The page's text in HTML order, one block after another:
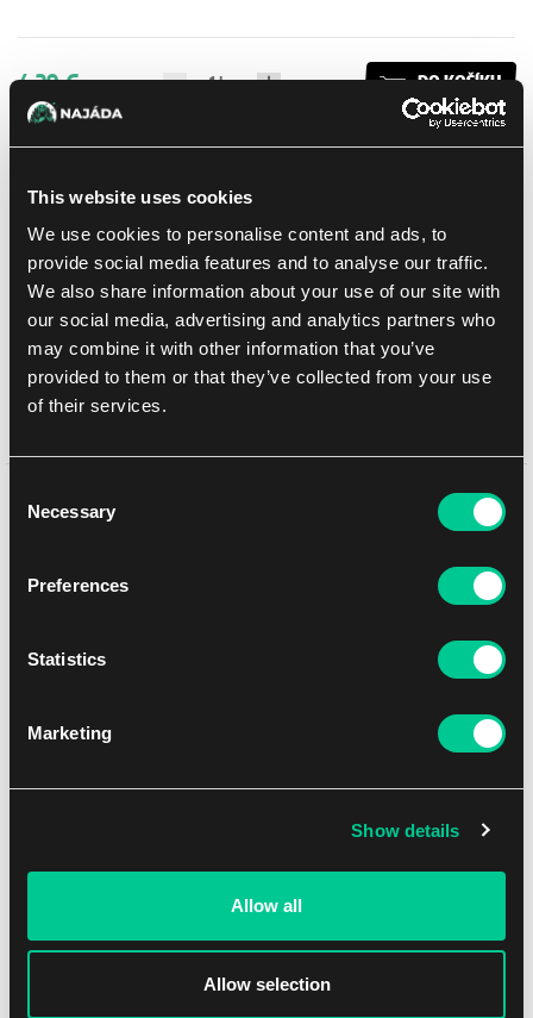
This website uses cookies
We use cookies to personalise content and ads, to
provide social media features and to analyse our traffic.
We also share information about your use of our site with
our social media, advertising and analytics partners who
may combine it with other information that you’ve
provided to them or that they’ve collected from your use
of their services.
Selection
Necessary
Preferences
Statistics
Marketing
Show details
Allow all
Allow selection
4.39 € 1ks DO KOŠÍKU
Přidat do nákupního seznamu
Doručení k Vám
Balíkovna
12. 8. 2026
osobně na prodejně Praha Již zítra11. 8. 2026
Mohlo by se Vám líbit
Skladem > 36 ks